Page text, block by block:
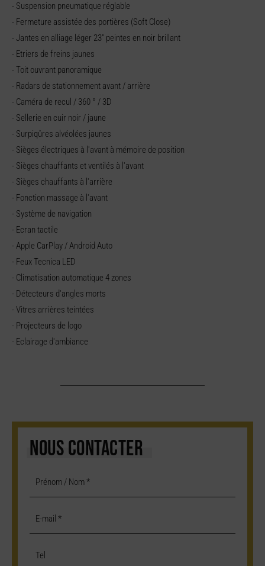
- Suspension pneumatique réglable
- Fermeture assistée des portières (Soft Close)
- Jantes en alliage léger 23" peintes en noir brillant
- Etriers de freins jaunes
- Toit ouvrant panoramique
- Radars de stationnement avant / arrière
- Caméra de recul / 360 ° / 3D
- Sellerie en cuir noir / jaune
- Surpiqûres alvéolées jaunes
- Sièges électriques à l'avant à mémoire de position
- Sièges chauffants et ventilés à l'avant
- Sièges chauffants à l'arrière
- Fonction massage à l'avant
- Système de navigation
- Ecran tactile
- Apple CarPlay / Android Auto
- Feux Tecnica LED
- Climatisation automatique 4 zones
- Détecteurs d'angles morts
- Vitres arrières teintées
- Projecteurs de logo
- Eclairage d'ambiance
NOUS CONTACTER